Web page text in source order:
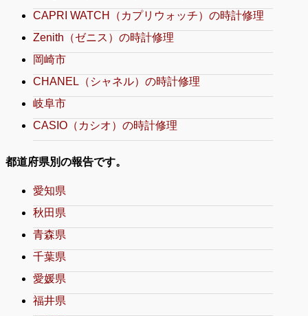
CAPRI WATCH（カプリウォッチ）の時計修理
Zenith（ゼニス）の時計修理
岡崎市
CHANEL（シャネル）の時計修理
岐阜市
CASIO（カシオ）の時計修理
都道府県別の報告です。
愛知県
秋田県
青森県
千葉県
愛媛県
福井県